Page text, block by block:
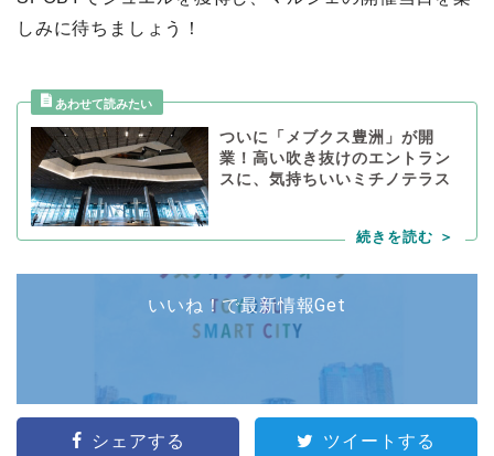
しみに待ちましょう！
ついに「メブクス豊洲」が開
業！高い吹き抜けのエントラン
スに、気持ちいいミチノテラス
いいね！で最新情報Get
シェアする ツイートする